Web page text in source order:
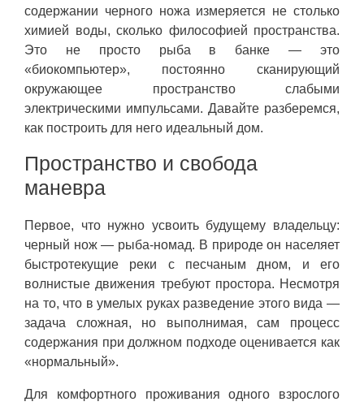
содержании черного ножа измеряется не столько
химией воды, сколько философией пространства.
Это не просто рыба в банке — это
«биокомпьютер», постоянно сканирующий
окружающее пространство слабыми
электрическими импульсами. Давайте разберемся,
как построить для него идеальный дом.
Пространство и свобода
маневра
Первое, что нужно усвоить будущему владельцу:
черный нож — рыба-номад. В природе он населяет
быстротекущие реки с песчаным дном, и его
волнистые движения требуют простора. Несмотря
на то, что в умелых руках разведение этого вида —
задача сложная, но выполнимая, сам процесс
содержания при должном подходе оценивается как
«нормальный».
Для комфортного проживания одного взрослого